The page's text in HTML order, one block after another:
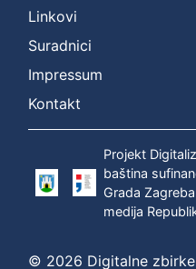
Linkovi
Suradnici
Impressum
Kontakt
Projekt
baština
Grada
medija
© 2026 Digitalne zbirke